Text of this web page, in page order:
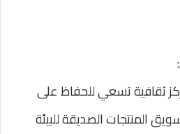
ثقافية تسعي للحفاظ على
المنتجات الصديقة للبيئة